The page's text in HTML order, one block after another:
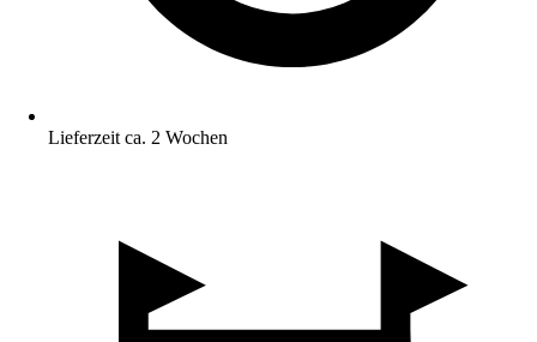
Lieferzeit ca. 2 Wochen